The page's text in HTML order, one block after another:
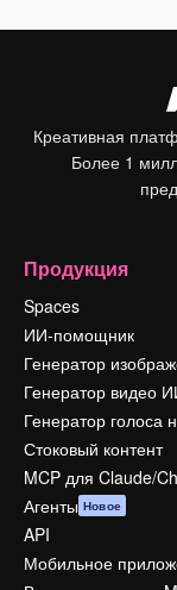
Креативная
Более 1
Продукция
Spaces
ИИ-помощник
Генератор
Генератор видео
Генератор голоса
Стоковый контент
MCP для Claude/
Агенты Новое
API
Мобильное